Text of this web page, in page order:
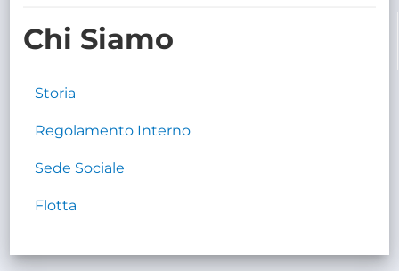
Chi Siamo
Storia
Regolamento Interno
Sede Sociale
Flotta